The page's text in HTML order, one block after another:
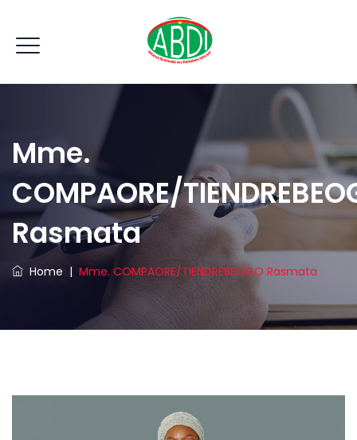
Mme.
COMPAORE/
Rasmata
Home | Mme. COMPAORE/TIENDREBEOGO Rasmata